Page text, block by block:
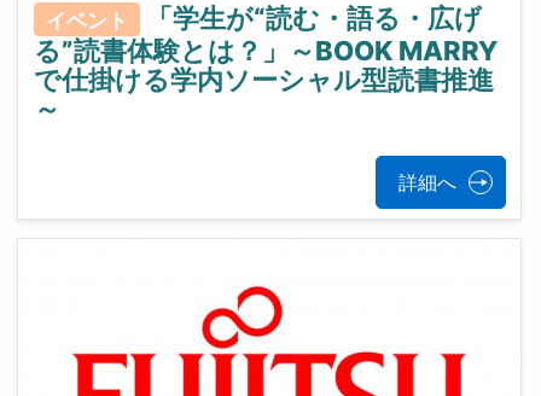
イベント
「学生が“読む・語る・広げ
る”読書体験とは？」～BOOK MARRY
で仕掛ける学内ソーシャル型読書推進
～
詳細へ